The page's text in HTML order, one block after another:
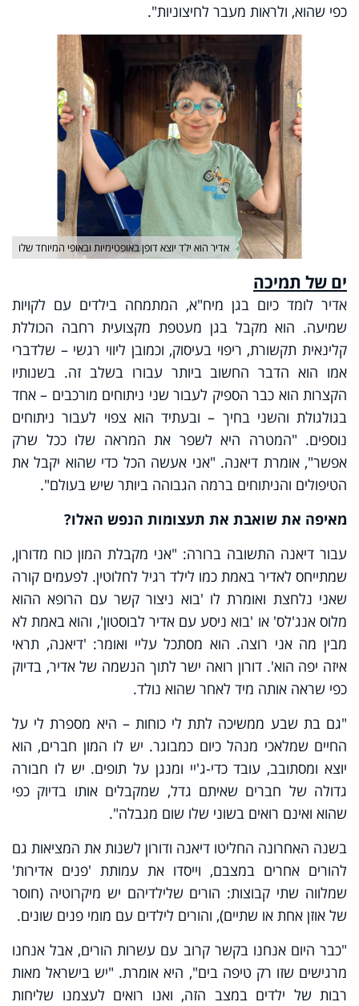
כפי שהוא, ולראות מעבר לחיצוניות".
אדיר הוא ילד יוצא דופן באופטימיות ובאופי המיוחד שלו
ים של תמיכה
אדיר לומד כיום בגן מיח"א, המתמחה בילדים עם לקויות
שמיעה. הוא מקבל בגן מעטפת מקצועית רחבה הכוללת
קלינאית תקשורת, ריפוי בעיסוק, וכמובן ליווי רגשי – שלדברי
אמו הוא הדבר החשוב ביותר עבורו בשלב זה. בשנותיו
הקצרות הוא כבר הספיק לעבור שני ניתוחים מורכבים – אחד
בגולגולת והשני בחיך – ובעתיד הוא צפוי לעבור ניתוחים
נוספים. "המטרה היא לשפר את המראה שלו ככל שרק
אפשר", אומרת דיאנה. "אני אעשה הכל כדי שהוא יקבל את
הטיפולים והניתוחים ברמה הגבוהה ביותר שיש בעולם".
מאיפה את שואבת את תעצומות הנפש האלו?
עבור דיאנה התשובה ברורה: "אני מקבלת המון כוח מדורון,
שמתייחס לאדיר באמת כמו לילד רגיל לחלוטין. לפעמים קורה
שאני נלחצת ואומרת לו 'בוא ניצור קשר עם הרופא ההוא
מלוס אנג'לס' או 'בוא ניסע עם אדיר לבוסטון', והוא באמת לא
מבין מה אני רוצה. הוא מסתכל עליי ואומר: 'דיאנה, תראי
איזה יפה הוא'. דורון רואה ישר לתוך הנשמה של אדיר, בדיוק
כפי שראה אותה מיד לאחר שהוא נולד.
"גם בת שבע ממשיכה לתת לי כוחות – היא מספרת לי על
החיים שמלאכי מנהל כיום כמבוגר. יש לו המון חברים, הוא
יוצא ומסתובב, עובד כדי-ג'יי ומנגן על תופים. יש לו חבורה
גדולה של חברים שאיתם גדל, שמקבלים אותו בדיוק כפי
שהוא ואינם רואים בשוני שלו שום מגבלה".
בשנה האחרונה החליטו דיאנה ודורון לשנות את המציאות גם
להורים אחרים במצבם, וייסדו את עמותת 'פנים אדירות'
שמלווה שתי קבוצות: הורים שלילדיהם יש מיקרוטיה (חוסר
של אוזן אחת או שתיים), והורים לילדים עם מומי פנים שונים.
"כבר היום אנחנו בקשר קרוב עם עשרות הורים, אבל אנחנו
מרגישים שזו רק טיפה בים", היא אומרת. "יש בישראל מאות
רבות של ילדים במצב הזה, ואנו רואים לעצמנו שליחות